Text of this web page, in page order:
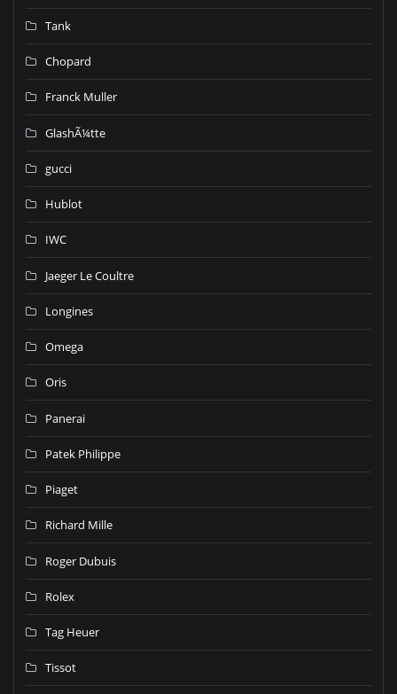
Tank
Chopard
Franck Muller
GlashÃ¼tte
gucci
Hublot
IWC
Jaeger Le Coultre
Longines
Omega
Oris
Panerai
Patek Philippe
Piaget
Richard Mille
Roger Dubuis
Rolex
Tag Heuer
Tissot